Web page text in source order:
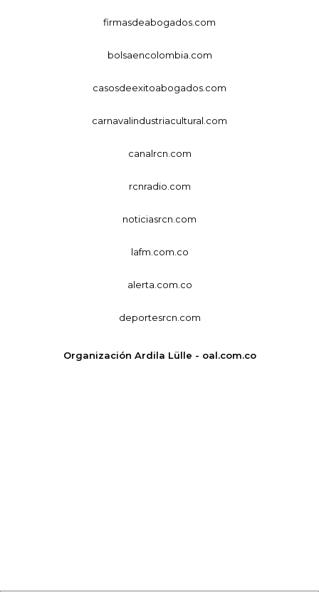
firmasdeabogados.com
bolsaencolombia.com
casosdeexitoabogados.com
carnavalindustriacultural.com
canalrcn.com
rcnradio.com
noticiasrcn.com
lafm.com.co
alerta.com.co
deportesrcn.com
Organización Ardila Lülle - oal.com.co